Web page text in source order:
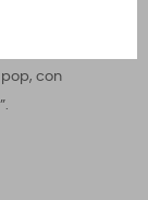
con